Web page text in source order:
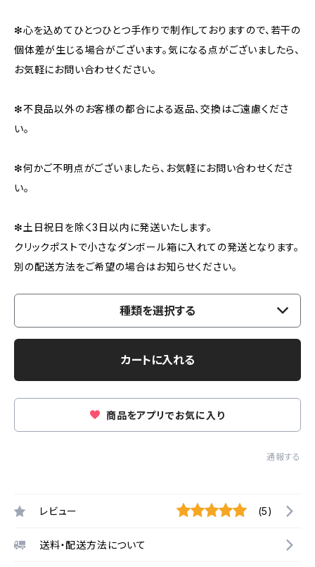
❇︎心を込めてひとつひとつ手作りで制作しておりますので、若干の
個体差が生じる場合がございます。気になる点がございましたら、
お気軽にお問い合わせください。
❇︎不良品以外のお客様の都合による返品、交換はご遠慮くださ
い。
❇︎何かご不明点がございましたら、お気軽にお問い合わせくださ
い。
❇︎土日祝日を除く3日以内に発送いたします。
クリックポストで小さなダンボール箱に入れての発送となります。
別の配送方法をご希望の場合はお知らせください。
種類を選択する
カートに入れる
商品をアプリでお気に入り
通報する
レビュー (5)
送料・配送方法について